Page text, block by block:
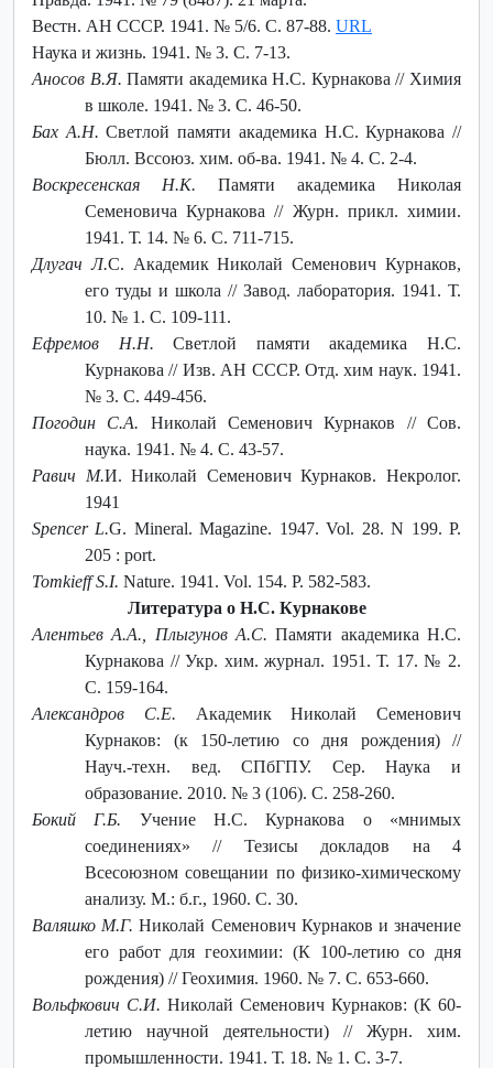
Вестн. АН СССР. 1941. № 5/6. С. 87-88. URL
Наука и жизнь. 1941. № 3. С. 7-13.
Аносов В.Я.Памяти академика Н.С. Курнакова // Химия
в школе. 1941. № 3. С. 46-50.
Бах А.Н. Светлой памяти академика Н.С. Курнакова //
Бюлл. Вссоюз. хим. об-ва. 1941. № 4. С. 2-4.
Воскресенская Н.К. Памяти академика Николая
Семеновича Курнакова // Журн. прикл. химии.
1941. Т. 14. № 6. С. 711-715.
Длугач Л.С. Академик Николай Семенович Курнаков,
его туды и школа // Завод. лаборатория. 1941. Т.
10. № 1. С. 109-111.
Ефремов Н.Н. Светлой памяти академика Н.С.
Курнакова // Изв. АН СССР. Отд. хим наук. 1941.
№ 3. С. 449-456.
Погодин С.А. Николай Семенович Курнаков // Сов.
наука. 1941. № 4. С. 43-57.
Равич М.И. Николай Семенович Курнаков. Некролог.
1941
Spencer L.G. Mineral. Magazine. 1947. Vol. 28. N 199. P.
205 : port.
Tomkieff S.I. Nature. 1941. Vol. 154. P. 582-583.
Литература о Н.С. Курнакове
Алентьев А.А., Плыгунов А.С. Памяти академика Н.С.
Курнакова // Укр. хим. журнал. 1951. Т. 17. № 2.
С. 159-164.
Александров С.Е. Академик Николай Семенович
Курнаков: (к 150-летию со дня рождения) //
Науч.-техн. вед. СПбГПУ. Сер. Наука и
образование. 2010. № 3 (106). С. 258-260.
Бокий Г.Б. Учение Н.С. Курнакова о «мнимых
соединениях» // Тезисы докладов на 4
Всесоюзном совещании по физико-химическому
анализу. М.: б.г., 1960. С. 30.
Валяшко М.Г. Николай Семенович Курнаков и значение
его работ для геохимии: (К 100-летию со дня
рождения) // Геохимия. 1960. № 7. С. 653-660.
Вольфкович С.И. Николай Семенович Курнаков: (К 60-
летию научной деятельности) // Журн. хим.
промышленности. 1941. Т. 18. № 1. С. 3-7.